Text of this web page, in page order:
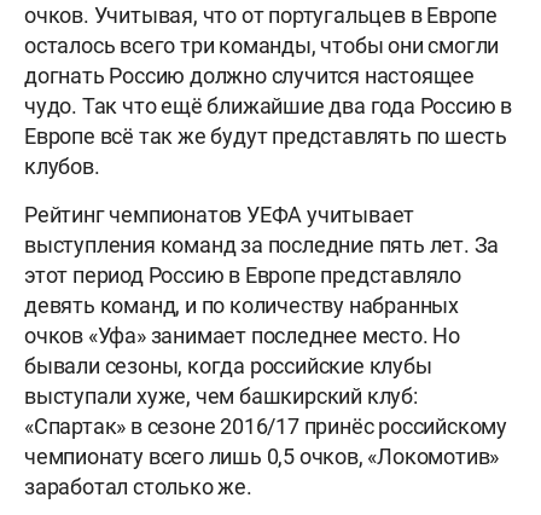
очков. Учитывая, что от португальцев в Европе
осталось всего три команды, чтобы они смогли
догнать Россию должно случится настоящее
чудо. Так что ещё ближайшие два года Россию в
Европе всё так же будут представлять по шесть
клубов.
Рейтинг чемпионатов УЕФА учитывает
выступления команд за последние пять лет. За
этот период Россию в Европе представляло
девять команд, и по количеству набранных
очков «Уфа» занимает последнее место. Но
бывали сезоны, когда российские клубы
выступали хуже, чем башкирский клуб:
«Спартак» в сезоне 2016/17 принёс российскому
чемпионату всего лишь 0,5 очков, «Локомотив»
заработал столько же.